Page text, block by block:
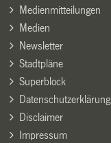
Medienmitteilungen
Medien
Newsletter
Stadtpläne
Superblock
Datenschutzerklärung
Disclaimer
Impressum